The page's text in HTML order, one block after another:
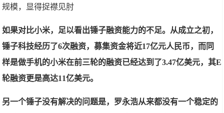
规模，显得捉襟见肘
如果对比小米，足以看出锤子融资能力的不足。从成立之初，
锤子科技经历了6次融资，募集资金将近17亿元人民币，而同
样是做手机的小米在前三轮的融资已经达到了3.47亿美元，其E
轮融资更是高达11亿美元。
另一个锤子没有解决的问题是，罗永浩从来都没有一个稳定的